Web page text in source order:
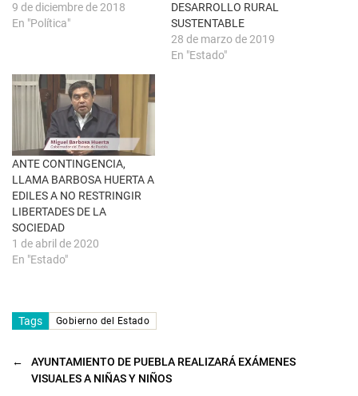
u
e
v
r
v
e
n
t
a
n
a
n
u
e
v
a
)
9 de diciembre de 2018
En "Política"
DESARROLLO RURAL
SUSTENTABLE
28 de marzo de 2019
En "Estado"
ANTE CONTINGENCIA,
LLAMA BARBOSA HUERTA A
EDILES A NO RESTRINGIR
LIBERTADES DE LA
SOCIEDAD
1 de abril de 2020
En "Estado"
Tags Gobierno del Estado
←
AYUNTAMIENTO DE PUEBLA REALIZARÁ EXÁMENES
VISUALES A NIÑAS Y NIÑOS